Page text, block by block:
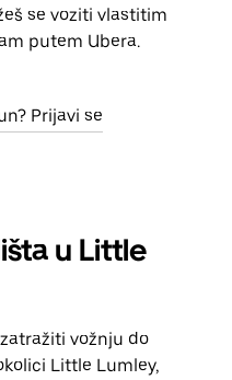
se voziti vlastitim
putem Ubera.
Prijavi se
u Little
vožnju do
Little Lumley,